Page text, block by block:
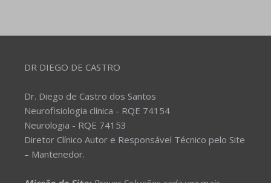
DR DIEGO DE CASTRO
Dr. Diego de Castro dos Santos
Neurofisiologia clínica - RQE 74154
Neurologia - RQE 74153
Diretor Clínico Autor e Responsável Técnico pelo Site
– Mantenedor.